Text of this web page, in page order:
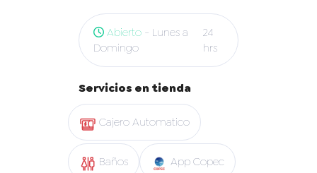
Abierto - Lunes a
Domingo
24
hrs
Servicios en tienda
Cajero Automatico
Baños App Copec